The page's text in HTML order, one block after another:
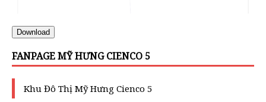
Download
FANPAGE MỸ HƯNG CIENCO 5
Khu Đô Thị Mỹ Hưng Cienco 5